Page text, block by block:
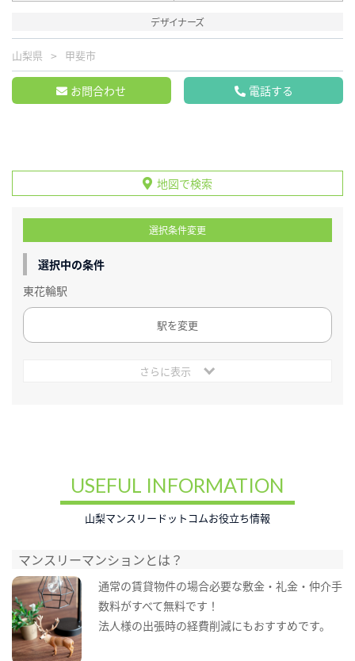
デザイナーズ
山梨県 甲斐市
お問合わせ 電話する
地図で検索
選択条件変更
選択中の条件
東花輪駅
駅を変更
さらに表示
USEFUL INFORMATION
山梨マンスリードットコムお役立ち情報
マンスリーマンションとは？
通常の賃貸物件の場合必要な敷金・礼金・仲介手
数料がすべて無料です！
法人様の出張時の経費削減にもおすすめです。